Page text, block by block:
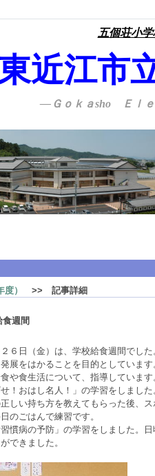
五個荘小
近江市
―Ｇｏｋａsho Ｅｌ
） >> 記事詳細
食週間
６日（金）は、学校給食週間でし
展をはかることを目的としていま
や食生活について、指導しています
！おはし名人！」の学習をしまし
しい持ち方を教えてもらった後、
のごはんで練習です。
慣病の予防」の学習をしました。
できました。